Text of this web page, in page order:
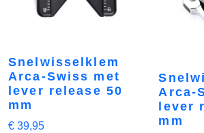
Snelwisselklem
Arca-Swiss met
lever release 50
mm
€ 39,95
Arca-
lever
mm